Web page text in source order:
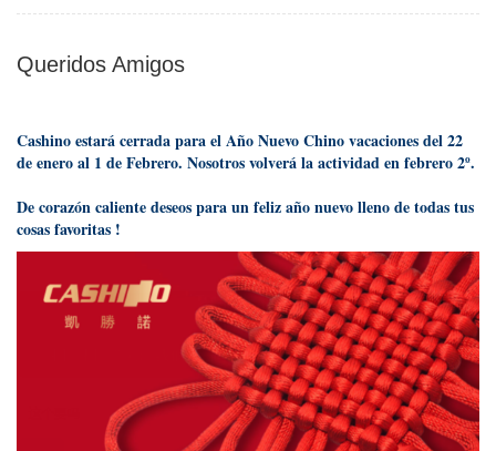
Queridos Amigos
Cashino estará cerrada para el Año Nuevo Chino vacaciones del 22
de enero al 1 de Febrero. Nosotros volverá la actividad en febrero 2º.
De corazón caliente deseos para un feliz año nuevo lleno de todas tus
cosas favoritas !